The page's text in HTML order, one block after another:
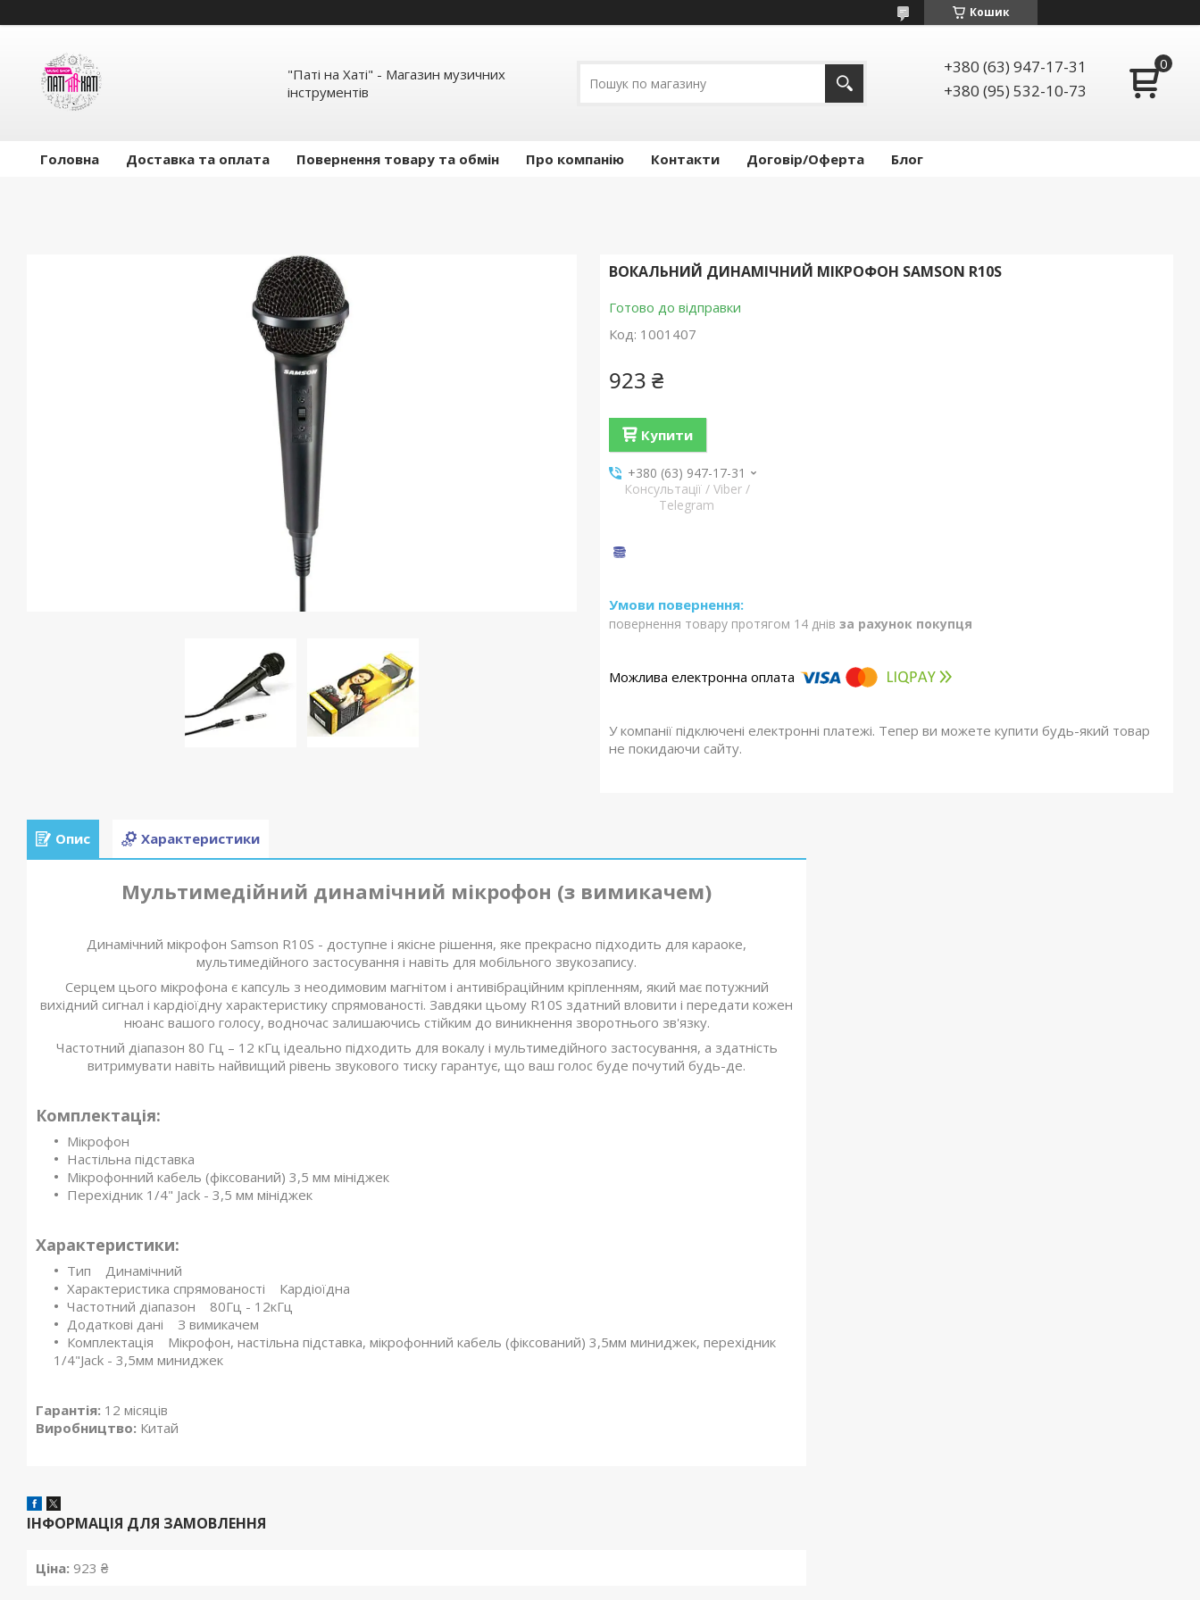
Кошик
"Паті на Хаті" - Магазин музичних
інструментів
+380 (63) 947-17-31
+380 (95) 532-10-73
Головна Доставка та оплата Повернення товару та обмін Про компанію Контакти Договір/Оферта Блог
ВОКАЛЬНИЙ ДИНАМІЧНИЙ МІКРОФОН SAMSON R10S
Готово до відправки
Код: 1001407
923 ₴
Купити
+380 (63) 947-17-31
Консультації / Viber /
Telegram
повернення товару протягом 14 днів за рахунок покупця
У компанії підключені електронні платежі. Тепер ви можете купити будь-який товар
не покидаючи сайту.
Опис Характеристики
Мультимедійний динамічний мікрофон (з вимикачем)
Динамічний мікрофон Samson R10S - доступне і якісне рішення, яке прекрасно підходить для караоке,
мультимедійного застосування і навіть для мобільного звукозапису.
Серцем цього мікрофона є капсуль з неодимовим магнітом і антивібраційним кріпленням, який має потужний
вихідний сигнал і кардіоїдну характеристику спрямованості. Завдяки цьому R10S здатний вловити і передати кожен
нюанс вашого голосу, водночас залишаючись стійким до виникнення зворотнього зв'язку.
Частотний діапазон 80 Гц – 12 кГц ідеально підходить для вокалу і мультимедійного застосування, а здатність
витримувати навіть найвищий рівень звукового тиску гарантує, що ваш голос буде почутий будь-де.
Комплектація:
Мікрофон
Настільна підставка
Мікрофонний кабель (фіксований) 3,5 мм мініджек
Перехідник 1/4" Jack - 3,5 мм мініджек
Характеристики:
Тип Динамічний
Характеристика спрямованості Кардіоїдна
Частотний діапазон 80Гц - 12кГц
Додаткові дані З вимикачем
Комплектація Мікрофон, настільна підставка, мікрофонний кабель (фіксований) 3,5мм миниджек, перехідник
1/4"Jack - 3,5мм миниджек
Гарантія: 12 місяців
Виробництво: Китай
ІНФОРМАЦІЯ ДЛЯ ЗАМОВЛЕННЯ
Ціна: 923 ₴